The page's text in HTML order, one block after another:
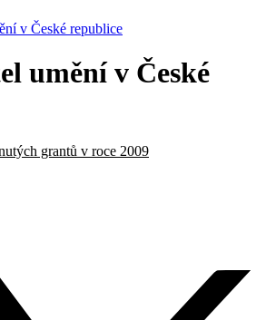
v České republice
umění v České
grantů v roce 2009